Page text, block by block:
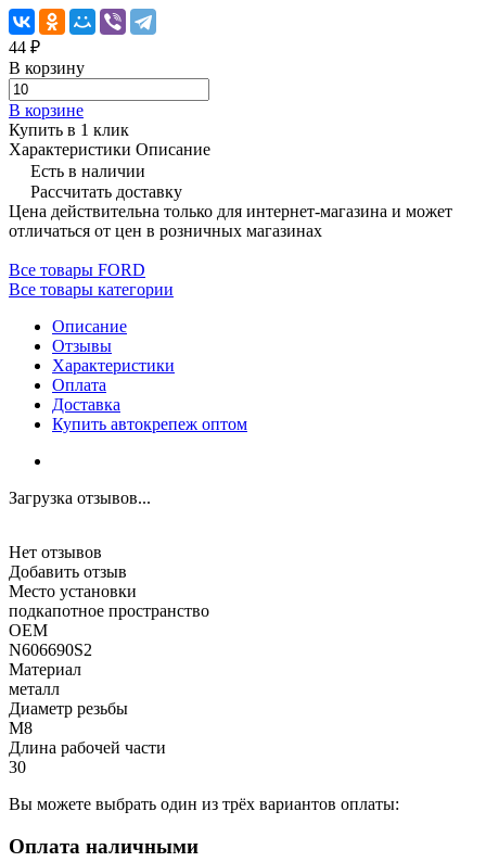
44 ₽
В корзину
В корзине
Купить в 1 клик
Характеристики Описание
Есть в наличии
Рассчитать доставку
Цена действительна только для интернет-магазина и может
отличаться от цен в розничных магазинах
Все товары FORD
Все товары категории
Описание
Отзывы
Характеристики
Оплата
Доставка
Купить автокрепеж оптом
Загрузка отзывов...
Нет отзывов
Добавить отзыв
Место установки
подкапотное пространство
OEM
N606690S2
Материал
металл
Диаметр резьбы
M8
Длина рабочей части
30
Вы можете выбрать один из трёх вариантов оплаты:
Оплата наличными